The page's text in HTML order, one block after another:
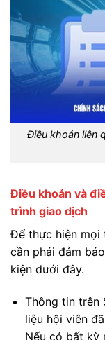
Điều khoản liên
Điều khoản và
trình giao dịch
Để thực hiện mọi
cần phải đảm
kiện dưới đây.
Thông tin trên
liệu hội viên
Nếu có bất kỳ